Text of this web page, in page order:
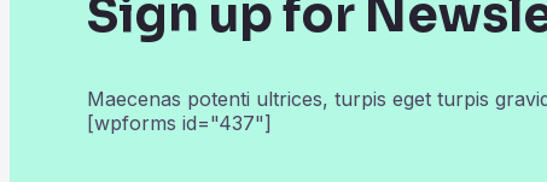
Sign up for
Maecenas potenti ultrices, turpis eget turpis
[wpforms id="437"]